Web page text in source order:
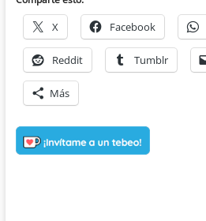
X Facebook
Reddit Tumblr
Más